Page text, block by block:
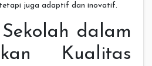
juga adaptif dan inovatif.
dalam
Kualitas